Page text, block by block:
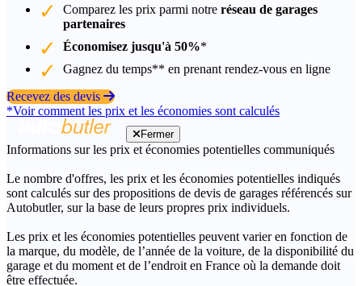
Comparez les prix parmi notre réseau de garages
partenaires
Économisez jusqu'à 50%*
Gagnez du temps** en prenant rendez-vous en ligne
Recevez des devis
*Voir comment les prix et les économies sont calculés
Fermer
Informations sur les prix et économies potentielles communiqués
Le nombre d'offres, les prix et les économies potentielles indiqués
sont calculés sur des propositions de devis de garages référencés sur
Autobutler, sur la base de leurs propres prix individuels.
Les prix et les économies potentielles peuvent varier en fonction de
la marque, du modèle, de l’année de la voiture, de la disponibilité du
garage et du moment et de l’endroit en France où la demande doit
être effectuée.